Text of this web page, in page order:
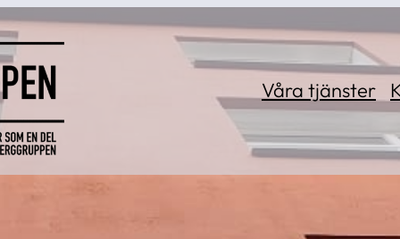
Våra tjänster